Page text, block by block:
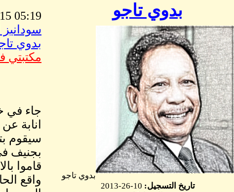
بدوي تاجو
بدوي تاجو
تاريخ التسجيل:
05:19 AM Mar, 04 2015
سودانيز
بدوي
مكتبتي
انابة
سيقوم
قاموا
واقع